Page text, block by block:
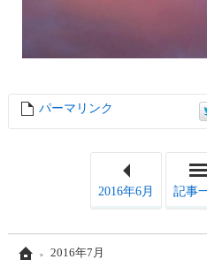
パーマリンク
2016年6月 記事
Home2016年7月